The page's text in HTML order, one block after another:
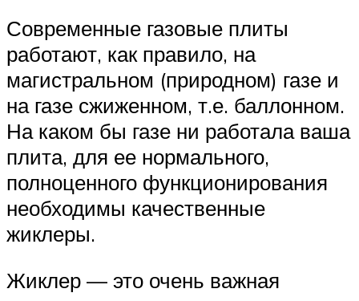
Современные газовые плиты
работают, как правило, на
магистральном (природном) газе и
на газе сжиженном, т.е. баллонном.
На каком бы газе ни работала ваша
плита, для ее нормального,
полноценного функционирования
необходимы качественные
жиклеры.
Жиклер — это очень важная